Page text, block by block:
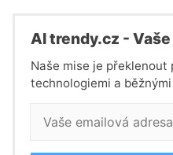
Al trendy.cz -
Naše mise je překlenout
technologiemi a